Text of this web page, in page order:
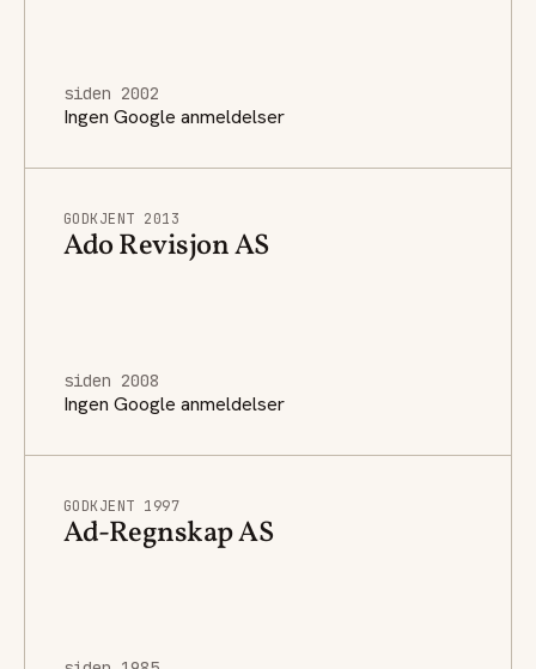
siden 2002
Ingen Google anmeldelser
GODKJENT 2013
Ado Revisjon AS
siden 2008
Ingen Google anmeldelser
GODKJENT 1997
Ad-Regnskap AS